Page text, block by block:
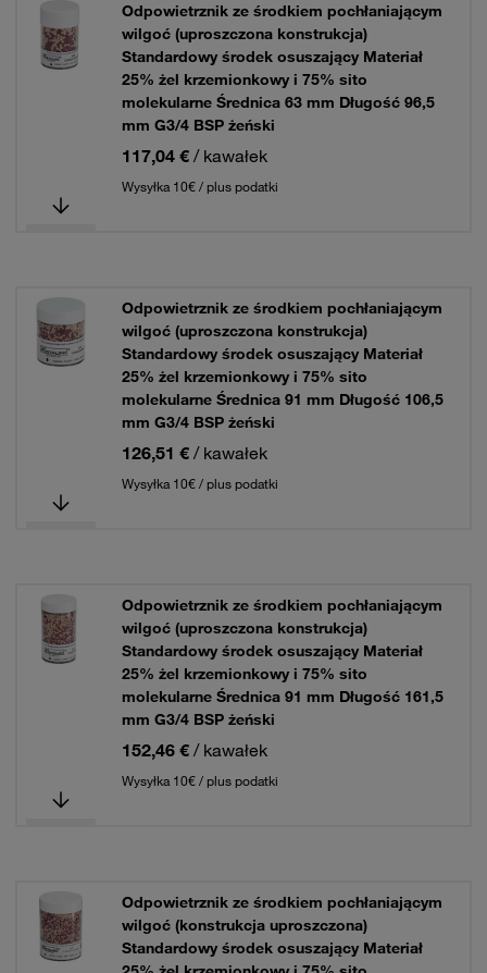
Odpowietrznik ze środkiem pochłaniającym
wilgoć (uproszczona konstrukcja)
Standardowy środek osuszający Materiał
25% żel krzemionkowy i 75% sito
molekularne Średnica 63 mm Długość 96,5
mm G3/4 BSP żeński
117,04 € / kawałek
Wysyłka 10€ / plus podatki
Odpowietrznik ze środkiem pochłaniającym
wilgoć (uproszczona konstrukcja)
Standardowy środek osuszający Materiał
25% żel krzemionkowy i 75% sito
molekularne Średnica 91 mm Długość 106,5
mm G3/4 BSP żeński
126,51 € / kawałek
Wysyłka 10€ / plus podatki
Odpowietrznik ze środkiem pochłaniającym
wilgoć (uproszczona konstrukcja)
Standardowy środek osuszający Materiał
25% żel krzemionkowy i 75% sito
molekularne Średnica 91 mm Długość 161,5
mm G3/4 BSP żeński
152,46 € / kawałek
Wysyłka 10€ / plus podatki
Odpowietrznik ze środkiem pochłaniającym
wilgoć (konstrukcja uproszczona)
Standardowy środek osuszający Materiał